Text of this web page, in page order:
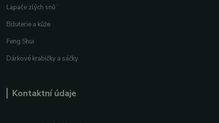
Lapače zlých snů
Bižuterie a kůže
Feng Shui
Dárkové krabičky a sáčky
Kontaktní údaje